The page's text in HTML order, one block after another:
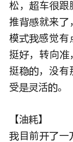
松，车跟
推就来 
模感觉有
挺，转向
挺，没有
受活。
【油
目前 一